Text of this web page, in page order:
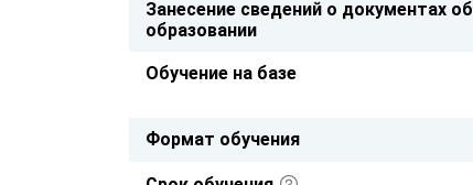
Занесение сведений о документах об
образовании
Обучение на базе
Формат обучения